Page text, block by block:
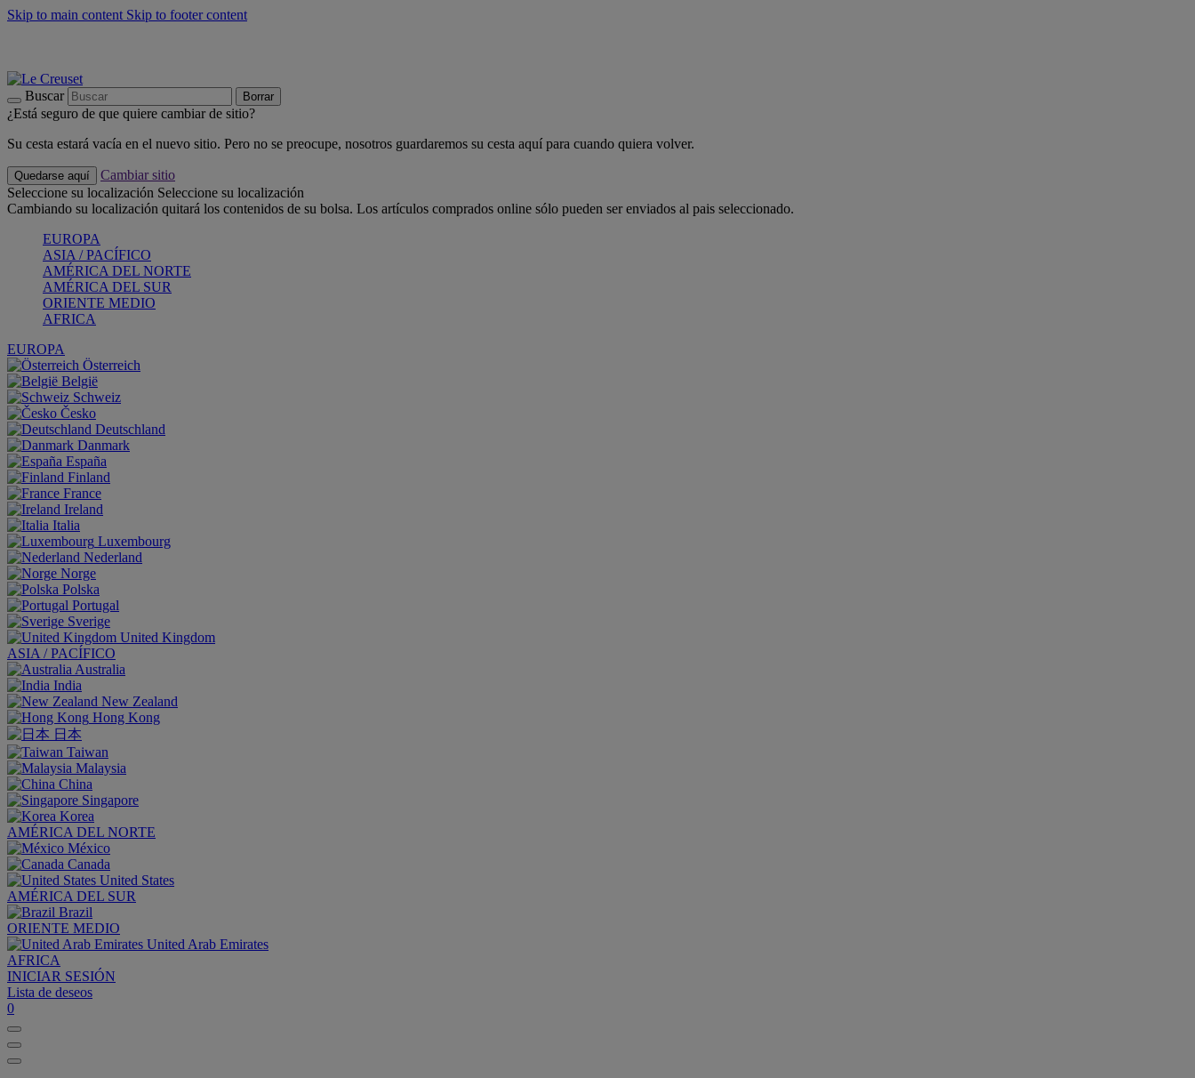
Skip to main content Skip to footer content
Buscar Borrar
¿Está seguro de que quiere cambiar de sitio?
Su cesta estará vacía en el nuevo sitio. Pero no se preocupe, nosotros guardaremos su cesta aquí para cuando quiera volver.
Quedarse aquí
Cambiar sitio
Seleccione su localización Seleccione su localización
Cambiando su localización quitará los contenidos de su bolsa. Los artículos comprados online sólo pueden ser enviados al pais seleccionado.
EUROPA
ASIA / PACÍFICO
AMÉRICA DEL NORTE
AMÉRICA DEL SUR
ORIENTE MEDIO
AFRICA
EUROPA
Österreich
België
Schweiz
Česko
Deutschland
Danmark
España
Finland
France
Ireland
Italia
Luxembourg
Nederland
Norge
Polska
Portugal
Sverige
United Kingdom
ASIA / PACÍFICO
Australia
India
New Zealand
Hong Kong
日本
Taiwan
Malaysia
China
Singapore
Korea
AMÉRICA DEL NORTE
México
Canada
United States
AMÉRICA DEL SUR
Brazil
ORIENTE MEDIO
United Arab Emirates
AFRICA
INICIAR SESIÓN
Lista de deseos
0